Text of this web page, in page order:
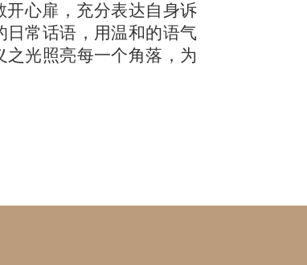
开心扉，充分表达自身诉
常话语，用温和的语气
光照亮每一个角落，为